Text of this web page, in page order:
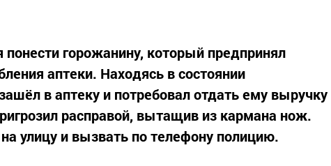
понести горожанину, который предпринял
аптеки. Находясь в состоянии
в аптеку и потребовал отдать ему выручку
расправой, вытащив из кармана нож.
улицу и вызвать по телефону полицию.